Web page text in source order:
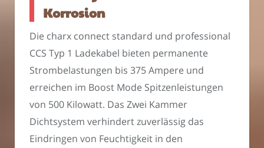
Korrosion
Die charx connect standard und professional
CCS Typ 1 Ladekabel bieten permanente
Strombelastungen bis 375 Ampere und
erreichen im Boost Mode Spitzenleistungen
von 500 Kilowatt. Das Zwei Kammer
Dichtsystem verhindert zuverlässig das
Eindringen von Feuchtigkeit in den